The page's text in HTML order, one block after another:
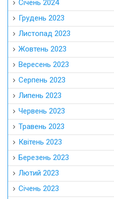
Січень 2024
Грудень 2023
Листопад 2023
Жовтень 2023
Вересень 2023
Серпень 2023
Липень 2023
Червень 2023
Травень 2023
Квітень 2023
Березень 2023
Лютий 2023
Січень 2023